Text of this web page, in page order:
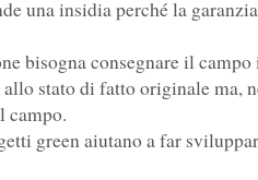
una insidia perché la
bisogna consegnare il
stato di fatto originale ma,
campo.
green aiutano a far